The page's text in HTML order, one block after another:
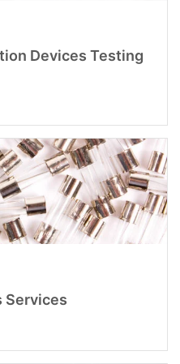
Devices Testing
Services